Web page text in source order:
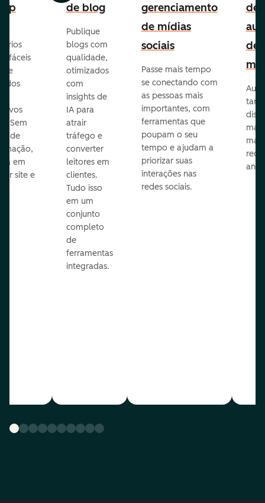
fáceis
e
Sem
de
em
site e
de blog
Publique
blogs com
qualidade,
otimizados
com
insights de
IA para
atrair
tráfego e
converter
leitores em
clientes.
Tudo isso
em um
conjunto
completo
de
ferramentas
integradas.
gerenciamento
de mídias
sociais
Passe mais tempo
se conectando com
as pessoas mais
importantes, com
ferramentas que
poupam o seu
tempo e ajudam a
priorizar suas
interações nas
redes sociais.
de
de
mail